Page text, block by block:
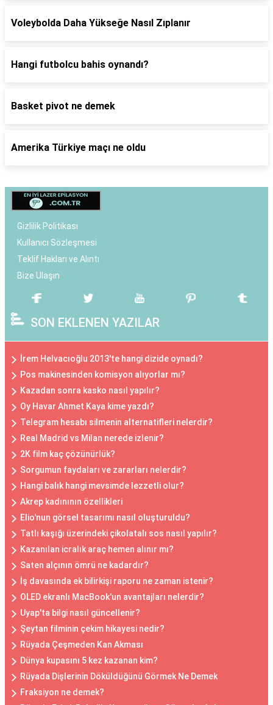
Voleybolda Daha Yükseğe Nasıl Zıplanır
Hangi futbolcu bahis oynandı?
Basket pivot ne demek
Amerika Türkiye maçı ne oldu
Gizlilik Politikası
Kullanıcı Sözleşmesi
Teklif Hakları ve Alıntı
Bize Ulaşın
SON EKLENEN YAZILAR
İrem Helvacıoğlu 2013'te hangi dizide oynadı?
Pos makinesinden komisyon alıyorlar mı?
Kazadan sonra kasko nasıl yapılır?
Oy Havar Ahmet Kaya kime yazdı?
Telegram hesabı silmenin alternatifleri nelerdir?
Real Madrid vs Milan nerede izlenir?
2K film kaç çözünürlük?
Sorgumun faydaları ve zararları nelerdir?
Hangi balık hangi mevsimde lezzetli olur?
Akrep kadınının özellikleri
Elio'nun görsel tasarımı nasıl oluşturuldu?
Tatlı kaşığı üzerindeki çikolatalı sos nasıl yapılır?
Kazanılan icralık araç hemen alınır mı?
Saten alçının ömrü ne kadardır?
İş davasında ek bilirkişi raporu ne zaman istenir?
OLED ekranlı MacBook'un avantajları nelerdir?
Uyap'ta bilgi nasıl güncellenir?
Şeytan filminin çekim hikayesi nedir?
Rüyada Çeşmeden Kan Akması
Dünya kupasını 5 kez kazanan kim?
Rüyada Dişlerinin Döküldüğünü Görmek Ne Demek
Fraksiyon ne demek?